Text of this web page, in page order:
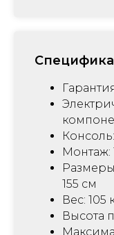
Монтаж:
155 см
Вес: 105
Высота